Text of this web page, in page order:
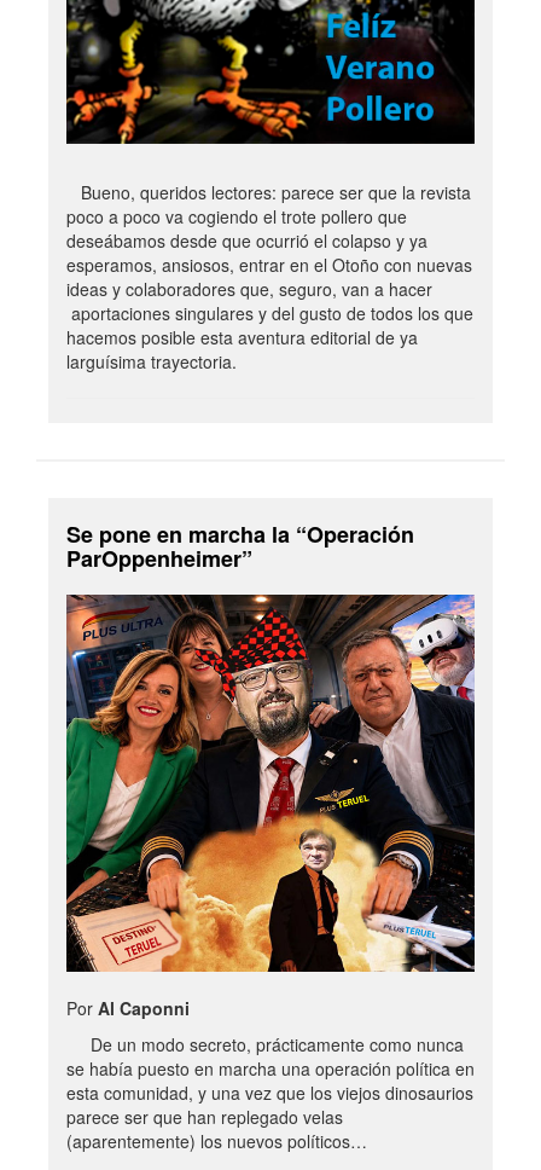
Bueno, queridos lectores: parece ser que la revista
poco a poco va cogiendo el trote pollero que
deseábamos desde que ocurrió el colapso y ya
esperamos, ansiosos, entrar en el Otoño con nuevas
ideas y colaboradores que, seguro, van a hacer
aportaciones singulares y del gusto de todos los que
hacemos posible esta aventura editorial de ya
larguísima trayectoria.
Se pone en marcha la “Operación
ParOppenheimer”
Por Al Caponni
De un modo secreto, prácticamente como nunca
se había puesto en marcha una operación política en
esta comunidad, y una vez que los viejos dinosaurios
parece ser que han replegado velas
(aparentemente) los nuevos políticos…